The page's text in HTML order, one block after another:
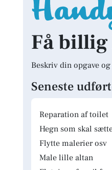
Få
Beskriv din opgave
Seneste
Reparation af toilet
Hegn som skal
Flytte malerier osv
Male lille altan